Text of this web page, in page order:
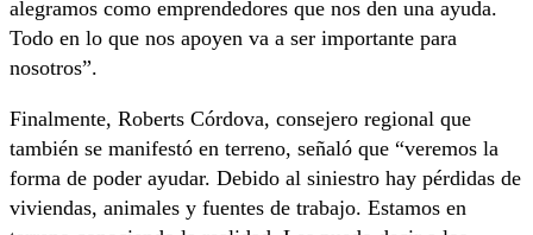
alegramos como emprendedores que nos den una ayuda.
Todo en lo que nos apoyen va a ser importante para
nosotros”.
Finalmente, Roberts Córdova, consejero regional que
también se manifestó en terreno, señaló que “veremos la
forma de poder ayudar. Debido al siniestro hay pérdidas de
viviendas, animales y fuentes de trabajo. Estamos en